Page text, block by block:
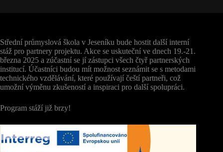
Střední průmyslová škola v Jeseníku bude hostit další interní
stáž pro partnery projektu. Akce se uskuteční ve dnech 19.-21.
března 2025 a zúčastní se jí zástupci všech čtyř partnerských
institucí. Účastníci budou mít možnost seznámit se s metodami
technického vzdělávání, které používají čeští partneři, což
umožní výměnu zkušeností a inspiraci pro další spolupráci.
Program stáží již brzy!